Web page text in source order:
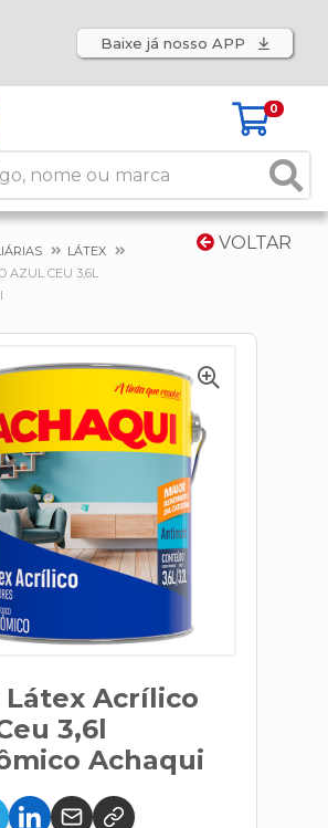
Baixe já nosso APP
0
VOLTAR
LÁTEX
AZUL CEU 3,6L
Acrílico
3,6l
Achaqui